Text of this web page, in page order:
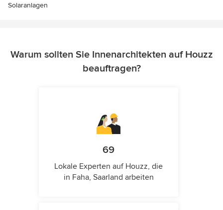
Solaranlagen
Warum sollten Sie Innenarchitekten auf Houzz
beauftragen?
69
Lokale Experten auf Houzz, die
in Faha, Saarland arbeiten